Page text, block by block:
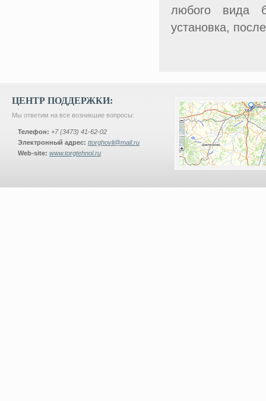
любого вида
установка,
ЦЕНТР ПОДДЕРЖКИ:
Мы ответим на все возникшие вопросы:
Телефон: +7 (3473) 41-62-02
Электронный адрес: ttorghovli@mail.ru
Web-site: www.torgtehnol.ru